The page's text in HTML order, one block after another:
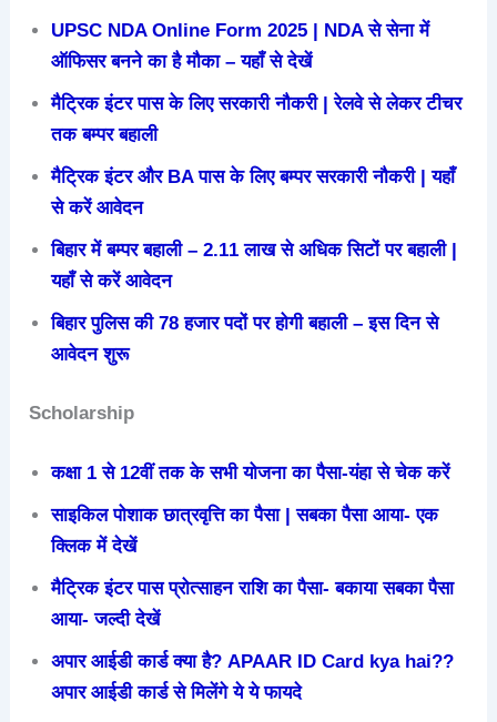
UPSC NDA Online Form 2025 | NDA से सेना में
ऑफिसर बनने का है मौका – यहाँ से देखें
मैट्रिक इंटर पास के लिए सरकारी नौकरी | रेलवे से लेकर टीचर
तक बम्पर बहाली
मैट्रिक इंटर और BA पास के लिए बम्पर सरकारी नौकरी | यहाँ
से करें आवेदन
बिहार में बम्पर बहाली – 2.11 लाख से अधिक सिटों पर बहाली |
यहाँ से करें आवेदन
बिहार पुलिस की 78 हजार पदों पर होगी बहाली – इस दिन से
आवेदन शुरू
Scholarship
कक्षा 1 से 12वीं तक के सभी योजना का पैसा-यंहा से चेक करें
साइकिल पोशाक छात्रवृत्ति का पैसा | सबका पैसा आया- एक
क्लिक में देखें
मैट्रिक इंटर पास प्रोत्साहन राशि का पैसा- बकाया सबका पैसा
आया- जल्दी देखें
अपार आईडी कार्ड क्या है? APAAR ID Card kya hai??
अपार आईडी कार्ड से मिलेंगे ये ये फायदे